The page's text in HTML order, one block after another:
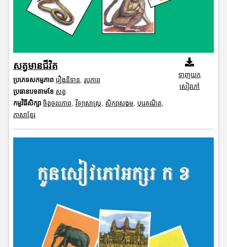
សត្វមានជីវិត
ប្រភេទសកម្មភាព រឿងនិទាន, រូបភាព
ប្រធានបទតាមខែ សត្វ
កម្មវិធីសិក្សា ចិត្តចលភាព, វិទ្យាសាស្រ្ត, សិក្សាសង្គម, បុរេគណិត,
ភាសាខ្មែរ
ទាញយក
សៀវភៅ